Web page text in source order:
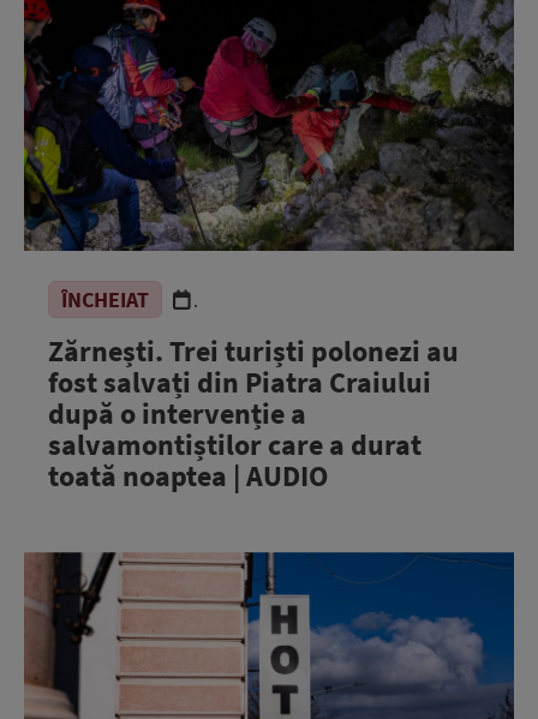
ÎNCHEIAT .
Zărnești. Trei turiști polonezi au
fost salvați din Piatra Craiului
după o intervenție a
salvamontiștilor care a durat
toată noaptea | AUDIO